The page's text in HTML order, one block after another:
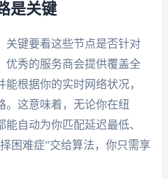
是关键
关键要看这些节点是否针对
优秀的服务商会提供覆盖全
根据你的实时网络状况，
。这意味着，无论你在纽
自动为你匹配延迟最低、
困难症”交给算法，你只需享